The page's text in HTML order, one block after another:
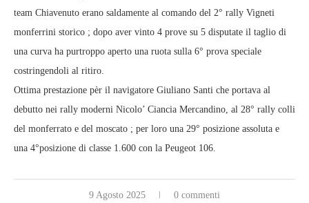
team Chiavenuto erano saldamente al comando del 2° rally Vigneti
monferrini storico ; dopo aver vinto 4 prove su 5 disputate il taglio di
una curva ha purtroppo aperto una ruota sulla 6° prova speciale
costringendoli al ritiro.
Ottima prestazione pèr il navigatore Giuliano Santi che portava al
debutto nei rally moderni Nicolo’ Ciancia Mercandino, al 28° rally colli
del monferrato e del moscato ; per loro una 29° posizione assoluta e
una 4°posizione di classe 1.600 con la Peugeot 106.
9 Agosto 2025 0 commenti